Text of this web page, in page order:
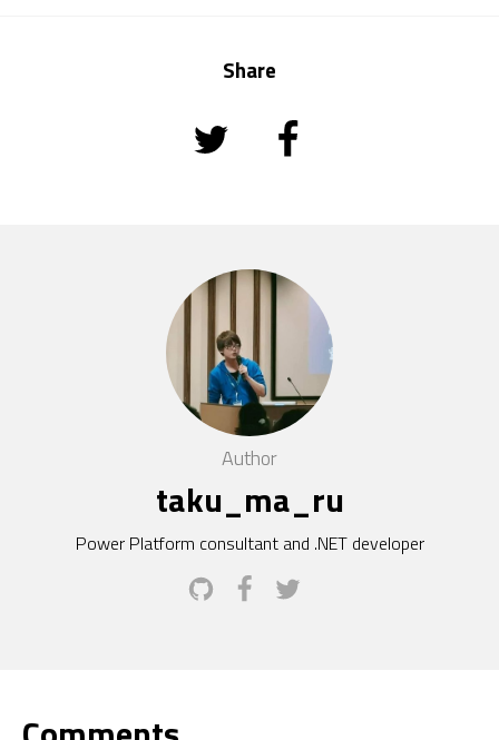
Share
Author
taku_ma_ru
Power Platform consultant and .NET developer